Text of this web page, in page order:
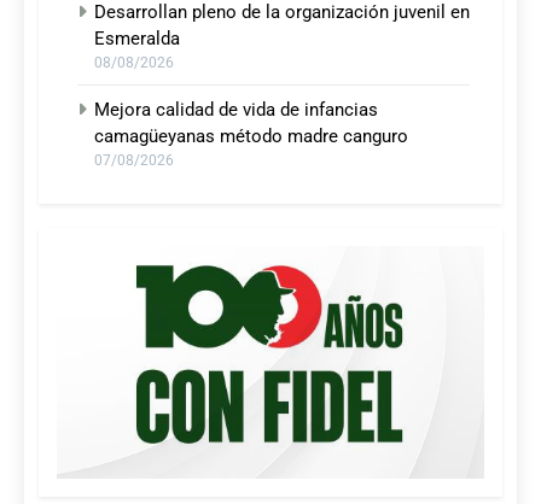
Desarrollan pleno de la organización juvenil en
Esmeralda
08/08/2026
Mejora calidad de vida de infancias
camagüeyanas método madre canguro
07/08/2026